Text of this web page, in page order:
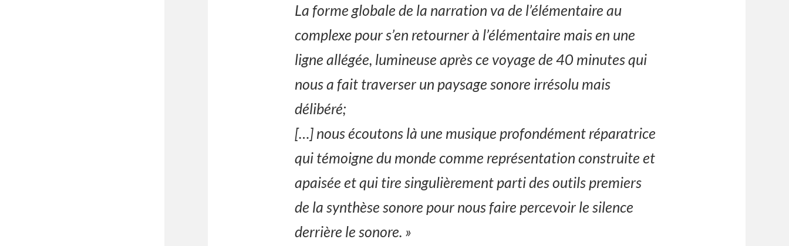
La forme globale de la narration va de l’élémentaire au
complexe pour s’en retourner à l’élémentaire mais en une
ligne allégée, lumineuse après ce voyage de 40 minutes qui
nous a fait traverser un paysage sonore irrésolu mais
délibéré;
[…] nous écoutons là une musique profondément réparatrice
qui témoigne du monde comme représentation construite et
apaisée et qui tire singulièrement parti des outils premiers
de la synthèse sonore pour nous faire percevoir le silence
derrière le sonore. »